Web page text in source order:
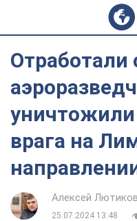
Отработали
врага на
Алексей Лютиков
25.07.2024 13:48